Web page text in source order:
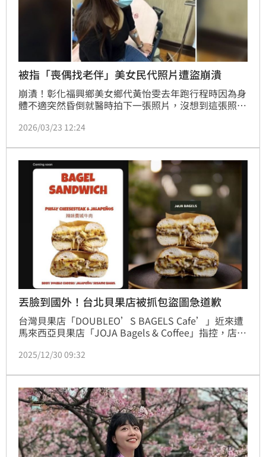
被指「喪偶找老伴」美女民代照片遭盜崩潰
崩潰！彰化福興鄉美女鄉代黃怡雯去年跑行程時因為身
體不適突然昏倒就醫時拍下一張照片，沒想到這張照片
次「喪偶、無家無孩子、找老伴」，讓民代不堪其擾直
2026/03/23 12:24
丟臉到國外！台北貝果店被抓包盜圖急道歉
台灣貝果店「DOUBLEO’S BAGELS Cafe’」近來遭
馬來西亞貝果店「JOJA Bagels & Coffee」指控，店內
撻伐，「丟臉丟到國外去！」事後DOUBLEO’S
聲明，但仍有許多人無法接受。
2025/12/30 09:32